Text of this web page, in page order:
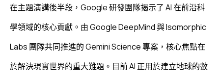
在主題演講後半段，Google 研發團隊揭示了 AI 在前沿科
學領域的核心貢獻。由 Google DeepMind 與 Isomorphic
Labs 團隊共同推進的 Gemini Science 專案，核心焦點在
於解決現實世界的重大難題。目前 AI 正用於建立地球的數